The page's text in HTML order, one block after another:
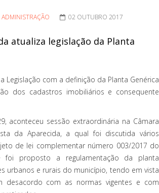
ADMINISTRAÇÃO
02 OUTUBRO 2017
atualiza legislação da Planta
Legislação com a definição da Planta Genérica
dos cadastros imobiliários e consequente
aconteceu sessão extraordinária na Câmara
da Aparecida, a qual foi discutida vários
de lei complementar número 003/2017 do
foi proposto a regulamentação da planta
urbanos e rurais do município, tendo em vista
desacordo com as normas vigentes e com